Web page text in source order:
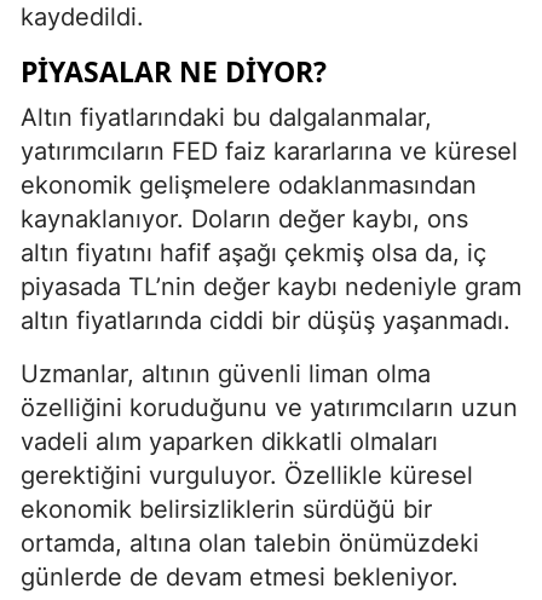
kaydedildi.
PIYASALAR NE DIYOR?
Altın fiyatlarındaki bu dalgalanmalar,
yatırımcıların FED faiz kararlarına ve küresel
ekonomik gelişmelere odaklanmasından
kaynaklanıyor. Doların değer kaybı, ons
altın fiyatını hafif aşağı çekmiş olsa da, iç
piyasada TL’nin değer kaybı nedeniyle gram
altın fiyatlarında ciddi bir düşüş yaşanmadı.
Uzmanlar, altının güvenli liman olma
özelliğini koruduğunu ve yatırımcıların uzun
vadeli alım yaparken dikkatli olmaları
gerektiğini vurguluyor. Özellikle küresel
ekonomik belirsizliklerin sürdüğü bir
ortamda, altına olan talebin önümüzdeki
günlerde de devam etmesi bekleniyor.